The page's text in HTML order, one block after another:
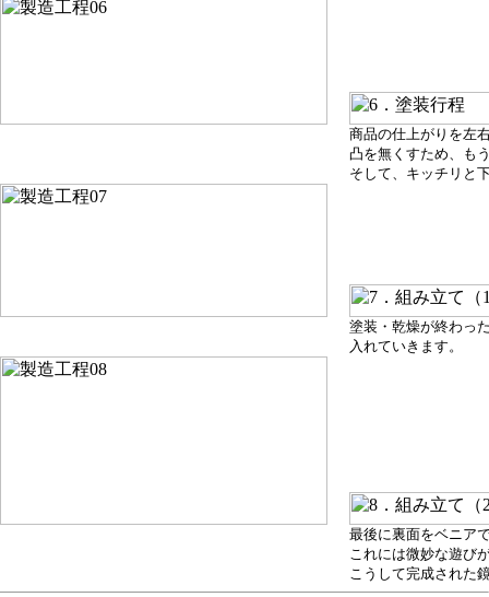
商品の仕上がりを左
凸を無くすため、も
そして、キッチリと
塗装・乾燥が終わっ
入れていきます。
最後に裏面をベニア
これには微妙な遊び
こうして完成された